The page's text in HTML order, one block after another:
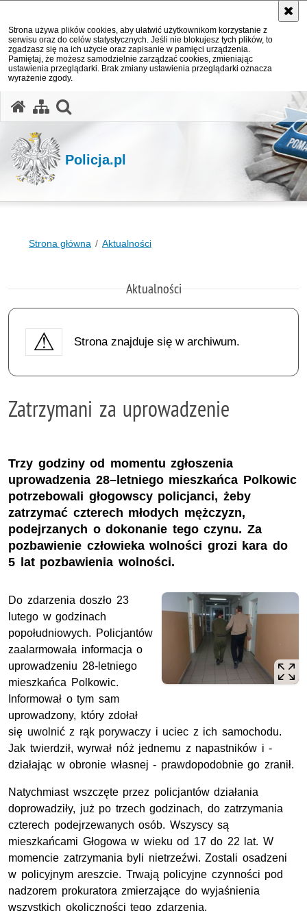
Strona używa plików cookies, aby ułatwić użytkownikom korzystanie z
serwisu oraz do celów statystycznych. Jeśli nie blokujesz tych plików, to
zgadzasz się na ich użycie oraz zapisanie w pamięci urządzenia.
Pamiętaj, że możesz samodzielnie zarządzać cookies, zmieniając
ustawienia przeglądarki. Brak zmiany ustawienia przeglądarki oznacza
wyrażenie zgody.
Policja.pl
Strona główna Aktualności
Aktualności
Strona znajduje się w archiwum.
Zatrzymani za uprowadzenie
Trzy godziny od momentu zgłoszenia
uprowadzenia 28–letniego mieszkańca Polkowic
potrzebowali głogowscy policjanci, żeby
zatrzymać czterech młodych mężczyzn,
podejrzanych o dokonanie tego czynu. Za
pozbawienie człowieka wolności grozi kara do
5 lat pozbawienia wolności.
Do zdarzenia doszło 23
lutego w godzinach
popołudniowych. Policjantów
zaalarmowała informacja o
uprowadzeniu 28-letniego
mieszkańca Polkowic.
Informował o tym sam
uprowadzony, który zdołał
się uwolnić z rąk porywaczy i uciec z ich samochodu.
Jak twierdził, wyrwał nóż jednemu z napastników i -
działając w obronie własnej - prawdopodobnie go zranił.
Natychmiast wszczęte przez policjantów działania
doprowadziły, już po trzech godzinach, do zatrzymania
czterech podejrzewanych osób. Wszyscy są
mieszkańcami Głogowa w wieku od 17 do 22 lat. W
momencie zatrzymania byli nietrzeźwi. Zostali osadzeni
w policyjnym areszcie. Trwają policyjne czynności pod
nadzorem prokuratora zmierzające do wyjaśnienia
wszystkich okoliczności tego zdarzenia.